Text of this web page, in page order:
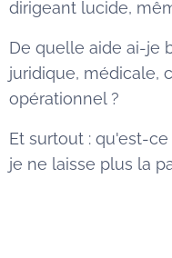
dirigeant lucide,
De quelle aide ai-je
juridique, médicale,
opérationnel ?
Et surtout : qu'est-
je ne laisse plus la